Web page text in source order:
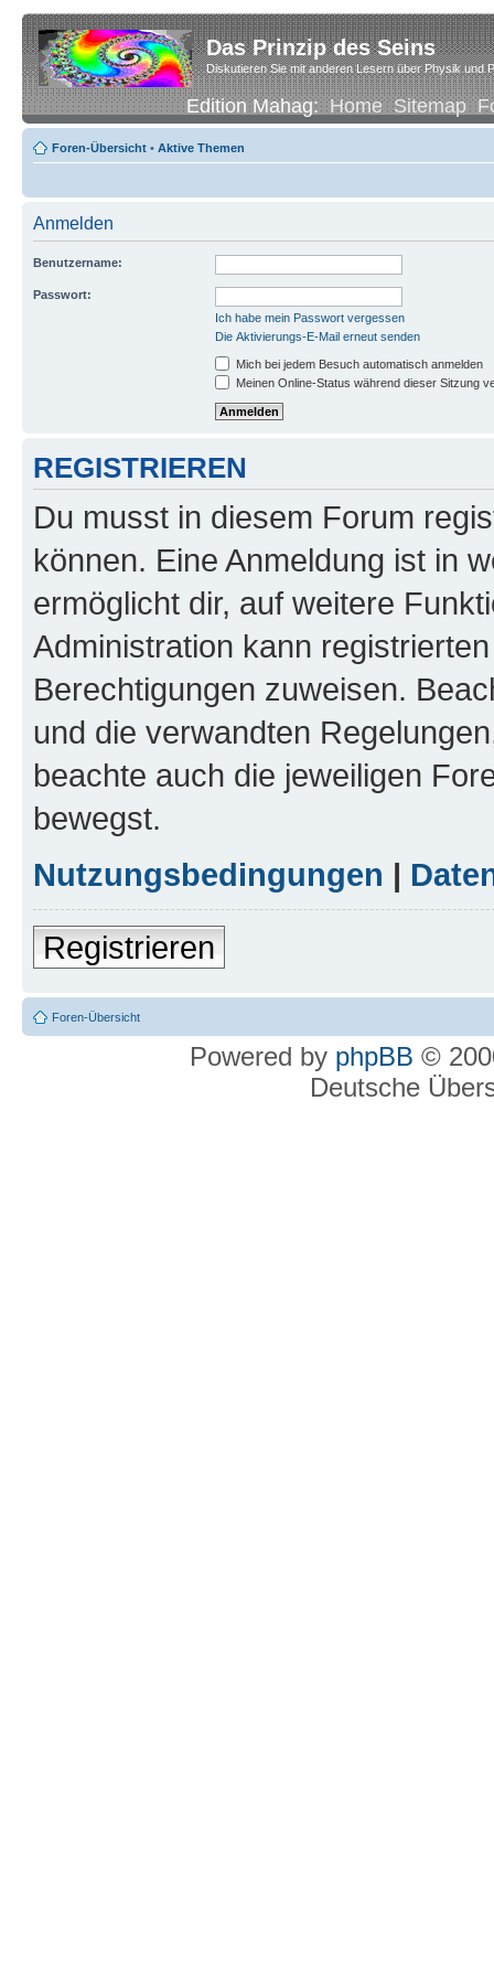
Das Prinzip des Seins
Diskutieren Sie mit anderen Lesern über Physik und
Edition Mahag:Home Sitemap
Foren-Übersicht • Aktive Themen
Anmelden
Benutzername:
Passwort:
Ich habe mein Passwort vergessen
Die Aktivierungs-E-Mail erneut senden
Mich bei jedem Besuch automatisch anmelden
Meinen Online-Status während dieser Sitzung
REGISTRIEREN
Du musst in diesem Forum
können. Eine Anmeldung ist in
ermöglicht dir, auf weitere
Administration kann
Berechtigungen zuweisen.
und die verwandten
beachte auch die jeweiligen
bewegst.
Nutzungsbedingungen |
Registrieren
Foren-Übersicht
Powered by phpBB ©
Deutsche